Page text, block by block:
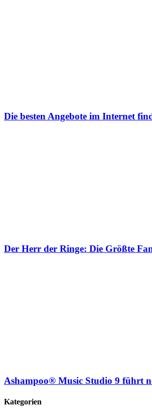
Die besten Angebote im Internet
Der Herr der Ringe: Die Größte
Ashampoo® Music Studio 9 führt
Kategorien